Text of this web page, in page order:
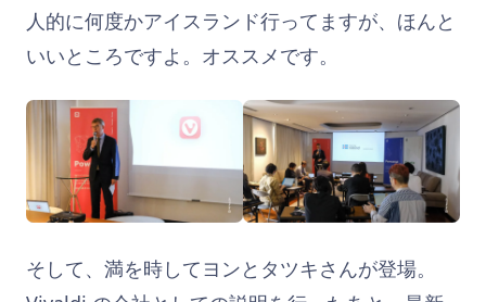
人的に何度かアイスランド行ってますが、ほんと
いいところですよ。オススメです。
そして、満を時してヨンとタツキさんが登場。